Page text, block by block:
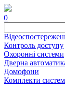
0
Контроль доступу
Охоронні системи
Дверна
Домофони
Комплекти